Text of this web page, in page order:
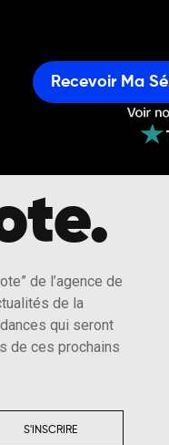
Recevoir Ma
de l’agence de
de la
qui seront
de ces prochains
S'INSCRIRE